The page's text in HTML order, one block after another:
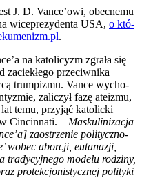
J. D. Vance’owi, obec­ne­mu
wice­pre­zy­den­ta USA, o któ­
.
na kato­li­cyzm zgra­ła się
zacie­kłe­go prze­ciw­ni­ka
trum­pi­zmu. Van­ce wycho­
zali­czył fazę ate­izmu,
temu, przy­jąć kato­lic­ki
Cin­cin­na­ti. – Masku­li­ni­za­cja
zaostrze­nie poli­tycz­no-
wobec abor­cji, euta­na­zji,
tra­dy­cyj­ne­go mode­lu rodzi­ny,
pro­tek­cjo­ni­stycz­nej poli­ty­ki